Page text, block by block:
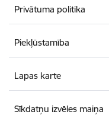
Privātuma politika
Piekļūstamība
Lapas karte
Sīkdatņu izvēles maiņa